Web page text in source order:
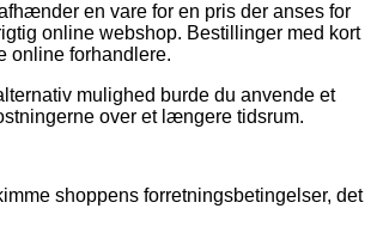
en vare for en pris der anses for
online webshop. Bestillinger med kort
online forhandlere.
mulighed burde du anvende et
over et længere tidsrum.
shoppens forretningsbetingelser, det